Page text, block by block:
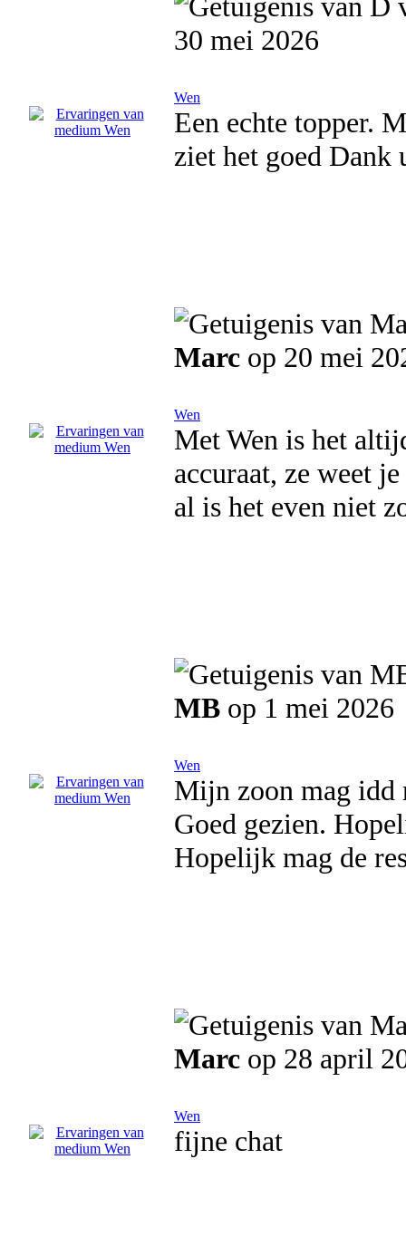
30 mei 2026
Wen
Een echte topper.
ziet het goed Dank
Marc op 20 mei
Wen
Met Wen is het
accuraat, ze weet
al is het even niet
MB op 1 mei 2026
Wen
Mijn zoon mag idd
Goed gezien.
Hopelijk mag de
Marc op 28 april
Wen
fijne chat